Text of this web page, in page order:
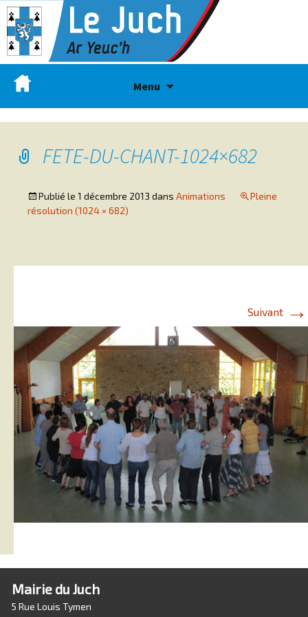
Menu
FETE-DU-CHANT-1024×682
Publié le 1 décembre 2013 dans Animations
Pleine
résolution (1024 × 682)
Suivant →
Mairie du Juch
5 Rue Louis Tymen